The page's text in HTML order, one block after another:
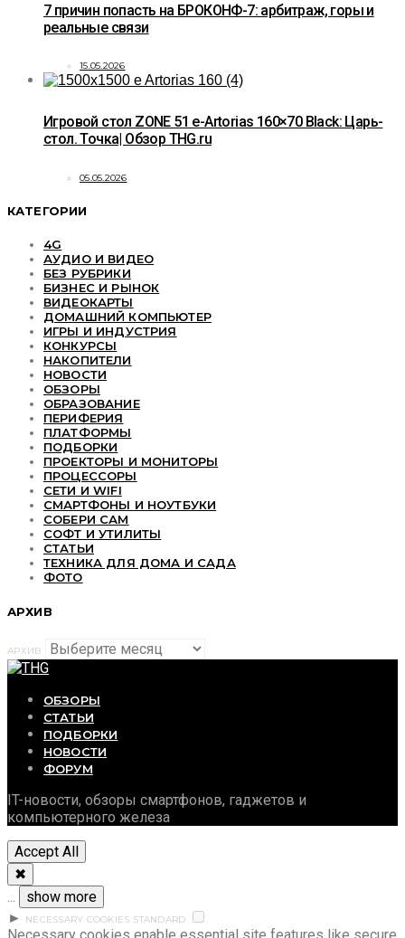
7 причин попасть на БРОКОНФ-7: арбитраж, горы и
реальные связи
15.05.2026
Игровой стол ZONE 51 e-Artorias 160×70 Black: Царь-
стол. Точка| Обзор THG.ru
05.05.2026
КАТЕГОРИИ
4G
АУДИО И ВИДЕО
БЕЗ РУБРИКИ
БИЗНЕС И РЫНОК
ВИДЕОКАРТЫ
ДОМАШНИЙ КОМПЬЮТЕР
ИГРЫ И ИНДУСТРИЯ
КОНКУРСЫ
НАКОПИТЕЛИ
НОВОСТИ
ОБЗОРЫ
ОБРАЗОВАНИЕ
ПЕРИФЕРИЯ
ПЛАТФОРМЫ
ПОДБОРКИ
ПРОЕКТОРЫ И МОНИТОРЫ
ПРОЦЕССОРЫ
СЕТИ И WIFI
СМАРТФОНЫ И НОУТБУКИ
СОБЕРИ САМ
СОФТ И УТИЛИТЫ
СТАТЬИ
ТЕХНИКА ДЛЯ ДОМА И САДА
ФОТО
АРХИВ
АРХИВ
ОБЗОРЫ
СТАТЬИ
ПОДБОРКИ
НОВОСТИ
ФОРУМ
IT-новости, обзоры смартфонов, гаджетов и
компьютерного железа
Accept All
✖
show more
►
NECESSARY COOKIES STANDARD
Necessary cookies enable essential site features like secure